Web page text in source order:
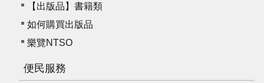
【出版品】書籍類
如何購買出版品
樂覽NTSO
便民服務